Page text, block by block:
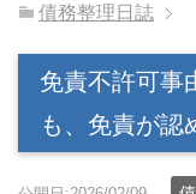
債務整理日誌
免責不許可事
も、免責が認